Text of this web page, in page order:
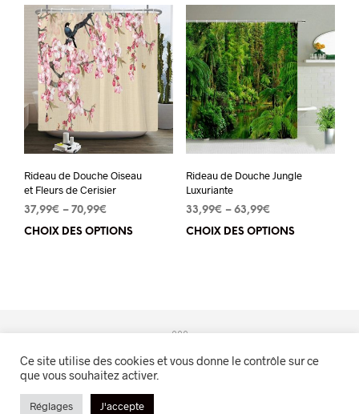
plusieurs
variations.
Les
options
peuvent
être
choisies
page
du
Les
Rideau de Douche Oiseau
et Fleurs de Cerisier
37,99€ – 70,99€
CHOIX DES OPTIONS
Ce
options
Rideau de Douche Jungle
Luxuriante
33,99€ – 63,99€
CHOIX DES OPTIONS
Ce site utilise des cookies et vous donne le contrôle sur ce
que vous souhaitez activer.
Réglages J'accepte